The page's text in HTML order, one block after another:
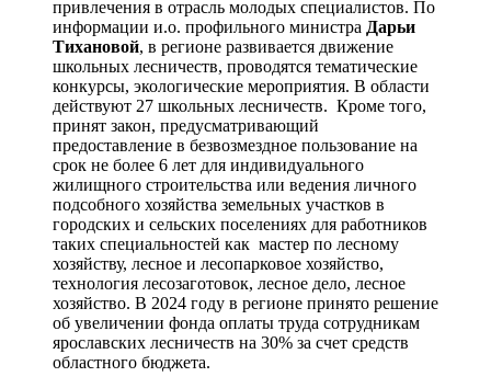
привлечения в отрасль молодых специалистов. По
информации и.о. профильного министра Дарьи
Тихановой, в регионе развивается движение
школьных лесничеств, проводятся тематические
конкурсы, экологические мероприятия. В области
действуют 27 школьных лесничеств. Кроме того,
принят закон, предусматривающий
предоставление в безвозмездное пользование на
срок не более 6 лет для индивидуального
жилищного строительства или ведения личного
подсобного хозяйства земельных участков в
городских и сельских поселениях для работников
таких специальностей как мастер по лесному
хозяйству, лесное и лесопарковое хозяйство,
технология лесозаготовок, лесное дело, лесное
хозяйство. В 2024 году в регионе принято решение
об увеличении фонда оплаты труда сотрудникам
ярославских лесничеств на 30% за счет средств
областного бюджета.